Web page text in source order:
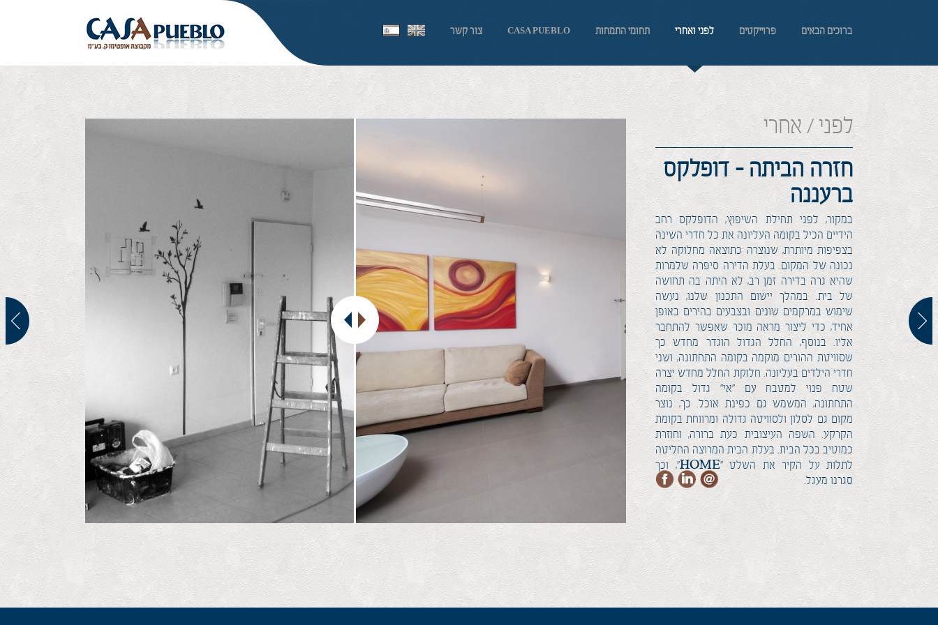
ברוכים הבאים פרוייקטים לפני ואחרי תחומי התמחות CASA PUEBLO צור קשר
לפני / אחרי
חזרה הביתה - דופלקס
ברעננה
במקור, לפני תחילת השיפוץ, הדופלקס רחב
הידיים הכיל בקומה העליונה את כל חדרי השינה
בצפיפות מיותרת, שנוצרה כתוצאה מחלוקה לא
נכונה של המקום. בעלת הדירה סיפרה שלמרות
שהיא גרה בדירה זמן רב, לא היתה בה תחושה
של בית. במהלך יישום התכנון שלנו, נעשה
שימוש במרקמים שונים ובצבעים בהירים באופן
אחיד, כדי ליצור מראה מוכר שאפשר להתחבר
אליו. בנוסף, החלל הגדול הוגדר מחדש כך
שסוויטת ההורים מוקמה בקומה התחתונה, ושני
חדרי הילדים בעליונה. חלוקת החלל מחדש יצרה
שטח פנוי למטבח עם "אי" גדול בקומה
התחתונה, המשמש גם כפינת אוכל. כך, נוצר
מקום גם לסלון ולסוויטה גדולה ומרווחת בקומת
הקרקע. השפה העיצובית כעת ברורה, וחוזרת
כמוטיב בכל הבית. בעלת הבית המרוצה החליטה
לתלות על הקיר את השלט "HOME", וכך
סגרנו מעגל.